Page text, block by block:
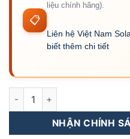
📋
liệu chính hãng).
Liên hệ Việt Nam
biết thêm chi tiết
SUN2000-25K-MB0 -
NHẬN CHÍNH